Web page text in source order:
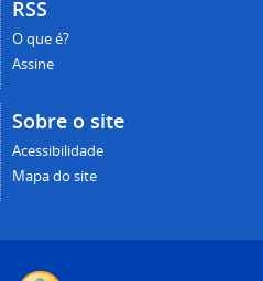
RSS
O que é?
Assine
Sobre o site
Acessibilidade
Mapa do site